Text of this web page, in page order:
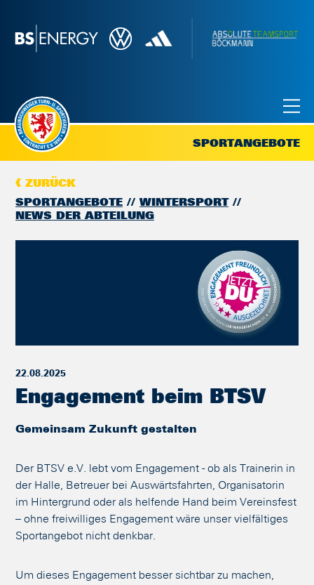
SPORTANGEBOTE
SPORTANGEBOTE
WINTERSPORT
NEWS DER ABTEILUNG
ZURÜCK
22.08.2025
Engagement beim BTSV
Gemeinsam Zukunft gestalten
Der BTSV e.V. lebt vom Engagement - ob als Trainerin in
der Halle, Betreuer bei Auswärtsfahrten, Organisatorin
im Hintergrund oder als helfende Hand beim Vereinsfest
– ohne freiwilliges Engagement wäre unser vielfältiges
Sportangebot nicht denkbar.
Um dieses Engagement besser sichtbar zu machen,